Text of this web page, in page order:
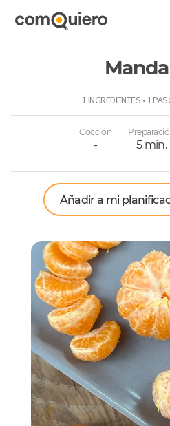
1 INGREDIENTES • 1
Cocción
- 5 min.
Añadir a mi